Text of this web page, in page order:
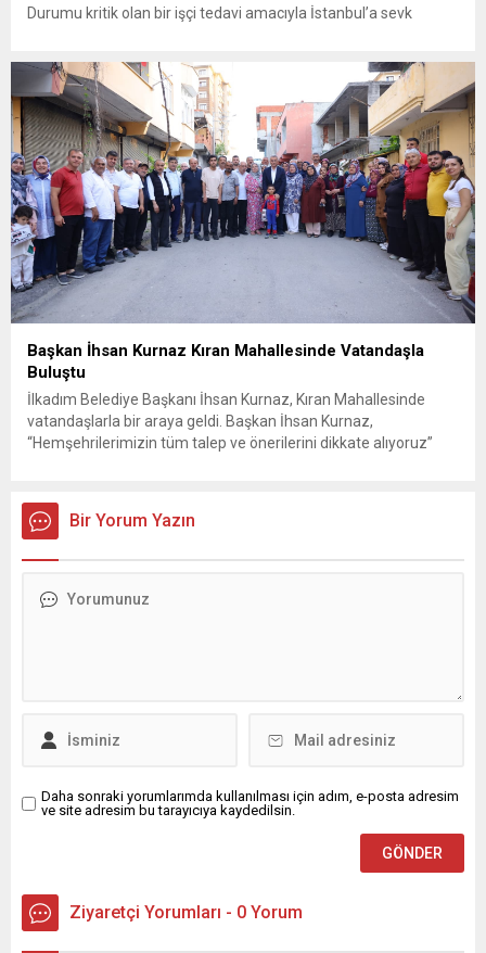
Durumu kritik olan bir işçi tedavi amacıyla İstanbul’a sevk
ilçesine...
Başkan İhsan Kurnaz Kıran Mahallesinde Vatandaşla
Buluştu
İlkadım Belediye Başkanı İhsan Kurnaz, Kıran Mahallesinde
vatandaşlarla bir araya geldi. Başkan İhsan Kurnaz,
“Hemşehrilerimizin tüm talep ve önerilerini dikkate alıyoruz”
sohbet eden, onların talep ve önerileri dinleyen Başkan İhsan
Kurnaz, gelen taleplerin çözümü için...
Bir Yorum Yazın
Daha sonraki yorumlarımda kullanılması için adım, e-posta adresim
ve site adresim bu tarayıcıya kaydedilsin.
Ziyaretçi Yorumları - 0 Yorum